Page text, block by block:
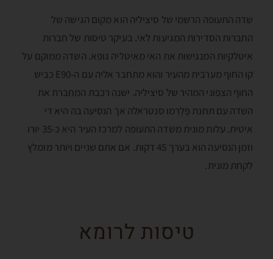
שדה התעופה הרשמי של סיציליה הוא מקום הגישה של
החברות הסדירות המגיעות לאי. בעיקר טיסות של חברות
איטלקיות המנגישות את האי מאיטליה גופא. השדה ממוקם על
קו החוף מערבית מהעיר והוא מתחבר אליה עם ה-E90 כביש
החוף הצפוני המהיר של סיציליה. ישנה רכבת המחברת את
השדה עם תחנת פָּלֶרְמו סנטראלה אך הנסיעה בה היא די
איטית. עלות מונית משדה התעופה למרכז העיר היא כ-35 יורו
וזמן הנסיעה הוא בערך 45 דקות. אם אתם שניים ויותר מומלץ
לקחת מונית.
טיסות לרומא